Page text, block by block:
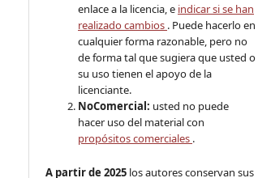
enlace a la licencia, e indicar si se han
realizado cambios . Puede hacerlo en
cualquier forma razonable, pero no
de forma tal que sugiera que usted o
su uso tienen el apoyo de la
licenciante.
NoComercial: usted no puede
hacer uso del material con
propósitos comerciales .
A partir de 2025 los autores conservan sus